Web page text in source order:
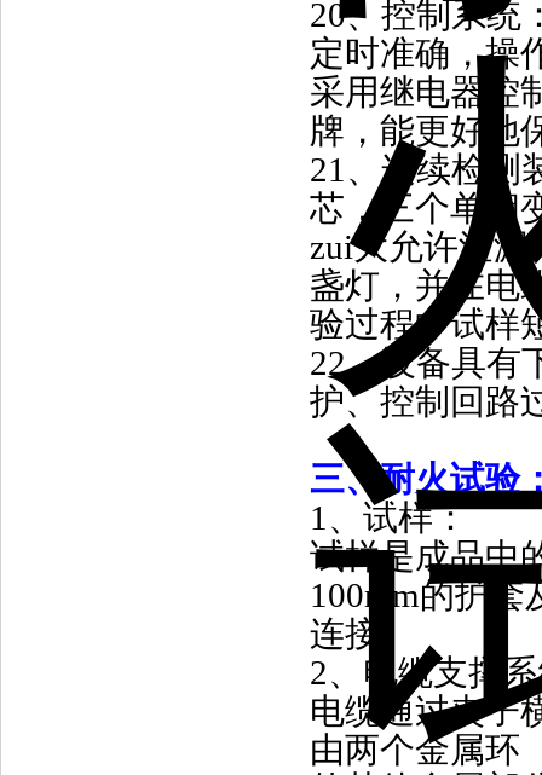
20、 控制系统
定时准确，操
采用继电器控
牌，能更好地
21 、 连续检测
芯，三个单相
zui大允许泄漏
盏灯，并在电
验过程中试样
22、设备具有
护、控制回路
三、耐火试验
1 、试样：
试样是成品中
100mm的护套
连接。
2、电缆支撑
电缆通过夹子
由两个金属环